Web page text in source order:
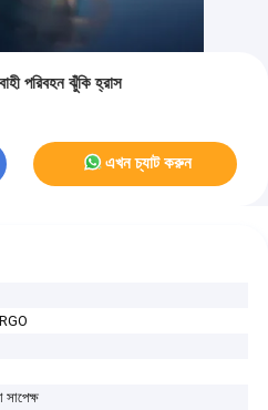
পরিবহন ঝুঁকি হ্রাস
এখন চ্যাট করুন